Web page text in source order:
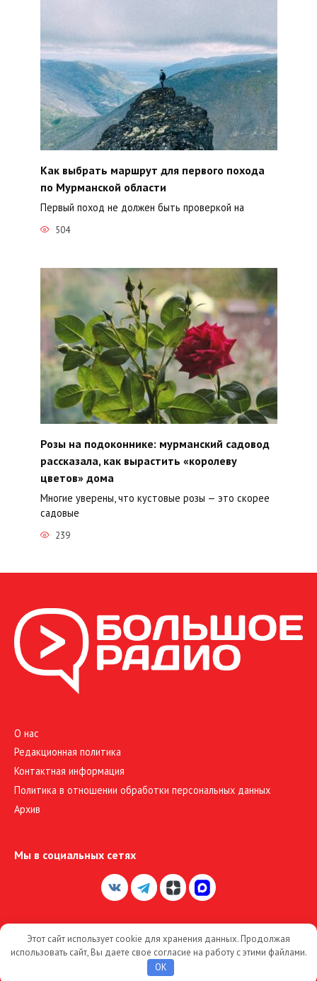
Как выбрать маршрут для первого похода
по Мурманской области
Первый поход не должен быть проверкой на
504
Розы на подоконнике: мурманский садовод
рассказала, как вырастить «королеву
цветов» дома
Многие уверены, что кустовые розы — это скорее
садовые
239
О нас
Редакционная политика
Контактная информация
Политика в отношении обработки персональных данных
Архив
Мы в социальных сетях
© 2026 Большое Радио
Этот сайт использует cookie для хранения данных. Продолжая
использовать сайт, Вы даете свое согласие на работу с этими файлами.
OK